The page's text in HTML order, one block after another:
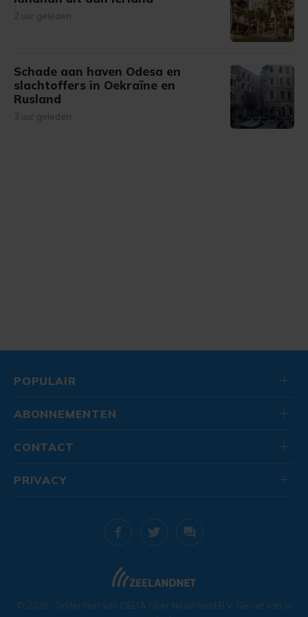
2 uur geleden
Schade aan haven Odesa en
slachtoffers in Oekraïne en
Rusland
3 uur geleden
POPULAIR
ABONNEMENTEN
CONTACT
© 2026 . Onderdeel van DELTA Fiber Nederland B.V. Geniet van je
PRIVACY